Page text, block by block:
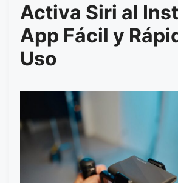
Activa Siri al
App Fácil y
Uso